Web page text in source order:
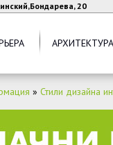
20
АРХИТЕКТУРА
» Стили дизайна